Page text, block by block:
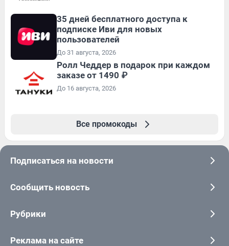
35 дней бесплатного доступа к
подписке Иви для новых
пользователей
До 31 августа, 2026
Ролл Чеддер в подарок при каждом
заказе от 1490 ₽
До 16 августа, 2026
Все промокоды
Подписаться на новости
Сообщить новость
Рубрики
Реклама на сайте